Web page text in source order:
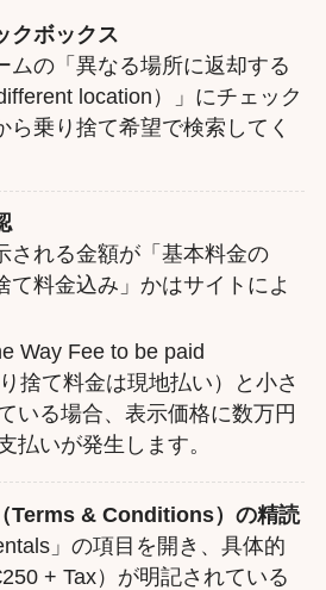
クボックス
ムの「異なる場所に返却する
location）」にチェック
ら乗り捨て希望で検索してく
される金額が「基本料金の
て料金込み」かはサイトによ
Way Fee to be paid
捨て料金は現地払い）と小さ
いる場合、表示価格に数万円
払いが発生します。
Terms & Conditions）の精読
」の項目を開き、具体的
+ Tax）が明記されている